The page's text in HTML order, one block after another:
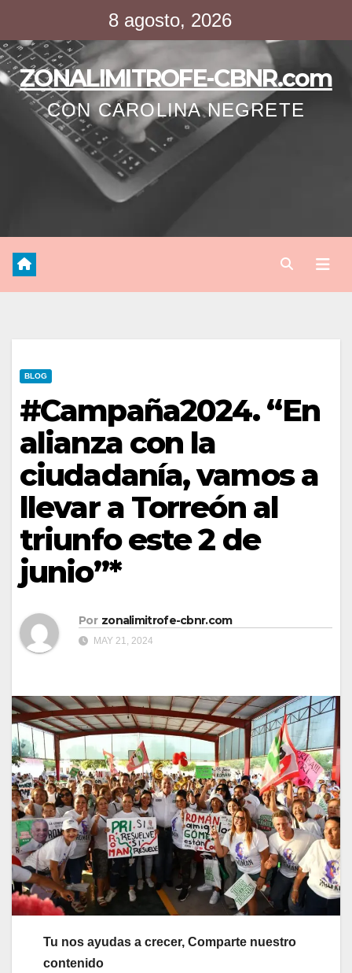
contenido
8 agosto, 2026
ZONALIMITROFE-CBNR.com
CON CAROLINA NEGRETE
BLOG
#Campaña2024. “En
alianza con la
ciudadanía, vamos a
llevar a Torreón al
triunfo este 2 de
junio”*
Por zonalimitrofe-cbnr.com
MAY 21, 2024
Tu nos ayudas a crecer, Comparte nuestro
contenido